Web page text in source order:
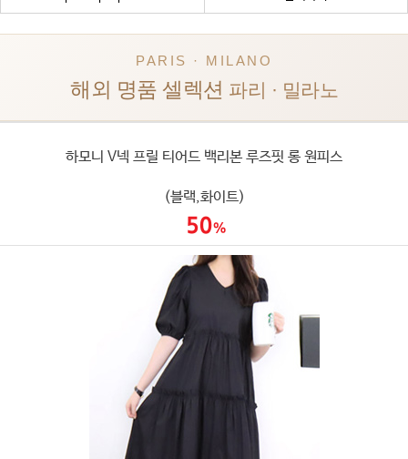
PARIS · MILANO
해외 명품 셀렉션 파리 · 밀라노
하모니 V넥 프릴 티어드 백리본 루즈핏 롱 원피스
(블랙,화이트)